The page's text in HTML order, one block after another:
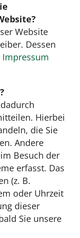
Website
Dessen
Impressum
Hierbei
die Sie
Andere
Besuch der
erfasst. Das
(z. B.
oder Uhrzeit
dieser
Sie unsere